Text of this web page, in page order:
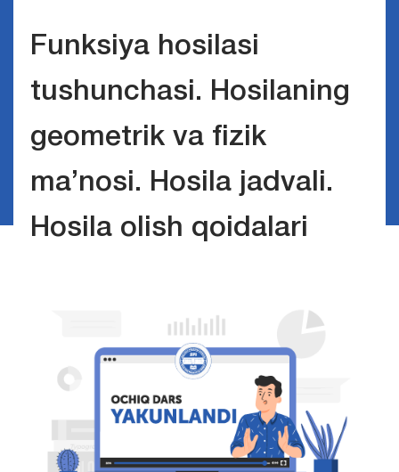
Funksiya hosilasi
tushunchasi. Hosilaning
geometrik va fizik
ma’nosi. Hosila jadvali.
Hosila olish qoidalari